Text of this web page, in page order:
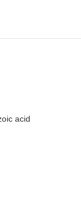
acid